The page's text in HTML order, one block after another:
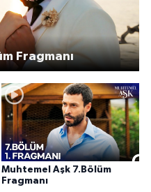
Fragmanı
Muhtemel Aşk 7.Bölüm
Fragmanı